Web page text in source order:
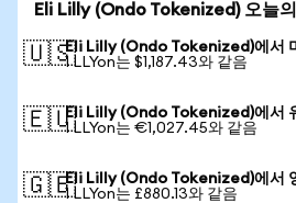
Eli Lilly (Ondo Tokenized) 오늘
🇺🇸Eli Lilly (Ondo Tokenized)에서
1 LLYon는 $1,187.43와 같음
🇪🇺Eli Lilly (Ondo Tokenized)에서
1 LLYon는 €1,027.45와 같음
🇬🇧Eli Lilly (Ondo Tokenized)에서
1 LLYon는 £880.13와 같음